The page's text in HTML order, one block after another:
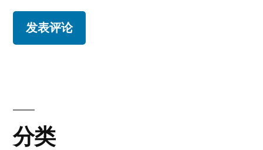
分类